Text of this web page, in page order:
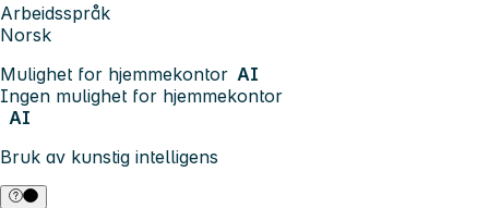
Arbeidsspråk
Norsk
Mulighet for hjemmekontor AI
Ingen mulighet for hjemmekontor
AI
Bruk av kunstig intelligens